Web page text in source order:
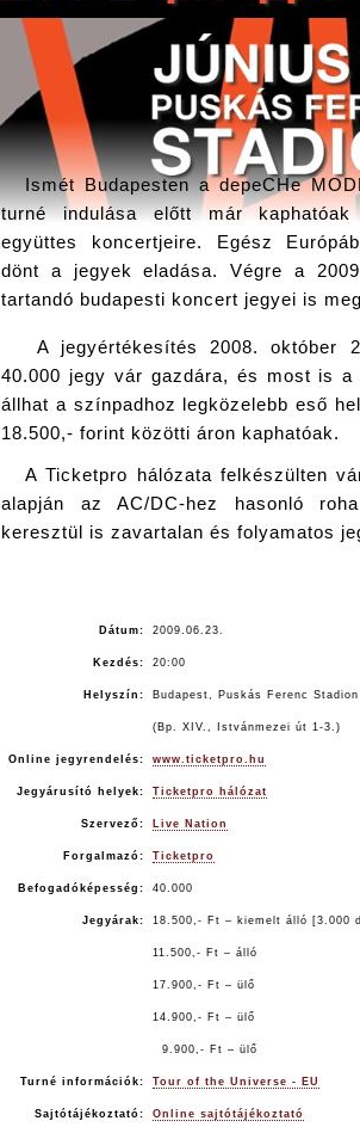
Ismét Budapesten a depeCHe
turné indulása előtt már
együttes koncertjeire. Egész
dönt a jegyek eladása. Végre a
tartandó budapesti koncert jegyei is
A jegyértékesítés 2008. október
40.000 jegy vár gazdára, és most is a
állhat a színpadhoz legközelebb eső
18.500,- forint közötti áron kaphatóak.
A Ticketpro hálózata felkészülten
alapján az AC/DC-hez hasonló
keresztül is zavartalan és folyamatos
Dátum: 2009.06.23.
Kezdés: 20:00
Helyszín: Budapest, Puskás Ferenc
(Bp. XIV., Istvánmezei út 1-3.)
Online jegyrendelés: www.ticketpro.hu
Jegyárusító helyek: Ticketpro hálózat
Szervező: Live Nation
Forgalmazó: Ticketpro
Befogadóképesség: 40.000
Jegyárak: 18.500,- Ft – kiemelt álló [3.000
11.500,- Ft – álló
17.900,- Ft – ülő
14.900,- Ft – ülő
9.900,- Ft – ülő
Turné információk: Tour of the Universe - EU
Sajtótájékoztató: Online sajtótájékoztató